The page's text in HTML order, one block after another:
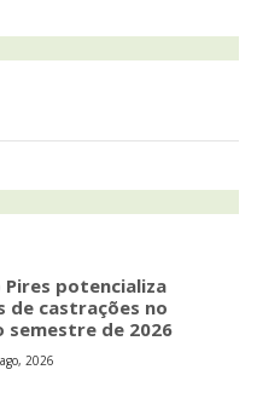
Pires potencializa
de castrações no
semestre de 2026
2026